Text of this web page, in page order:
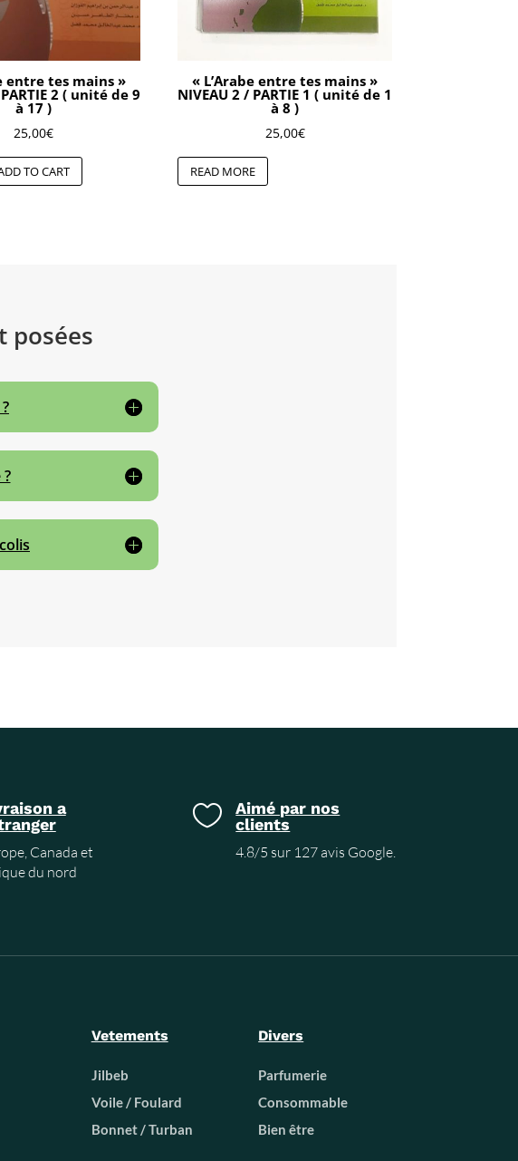
entre tes mains »
2 ( unité de 9
à 17 )
25,00€
TO CART
« L’Arabe entre tes mains »
NIVEAU 2 / PARTIE 1 ( unité de 1
à 8 )
25,00€
READ MORE
posées
a
Canada et
du nord

Aimé par nos
clients
4.8/5 sur 127 avis Google.
Vetements
Jilbeb
Voile / Foulard
Bonnet / Turban
Divers
Parfumerie
Consommable
Bien être